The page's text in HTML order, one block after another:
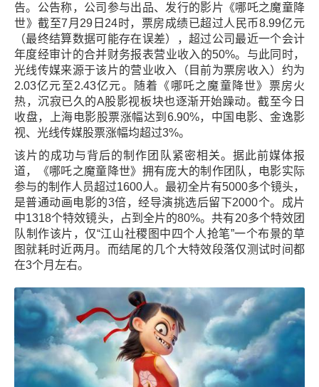
告。公告称，公司参与出品、发行的影片《哪吒之魔童降
世》截至7月29日24时，票房成绩已超过人民币8.99亿元
（最终结算数据可能存在误差），超过公司最近一个会计
年度经审计的合并财务报表营业收入的50%。与此同时，
光线传媒来源于该片的营业收入（目前为票房收入）约为
2.03亿元至2.43亿元。随着《哪吒之魔童降世》票房火
热，沉寂已久的A股影视板块也逐渐开始躁动。截至今日
收盘，上海电影股票涨幅达到6.90%，中国电影、金逸影
视、光线传媒股票涨幅均超过3%。
该片的成功与背后的制作团队紧密相关。据此前媒体报
道，《哪吒之魔童降世》拥有庞大的制作团队，电影实际
参与的制作人员超过1600人。最初全片有5000多个镜头，
是普通动画电影的3倍，经导演挑选后留下2000个。成片
中1318个特效镜头，占到全片的80%。共有20多个特效团
队制作该片，仅“江山社稷图中四个人抢笔”一个布景的草
图就耗时近两月。而结尾的几个大特效段落仅测试时间都
在3个月左右。